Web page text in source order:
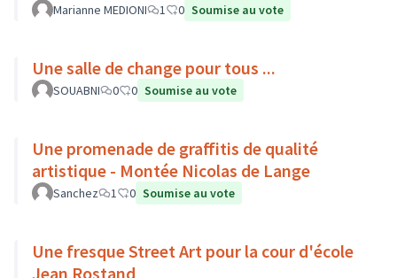
Marianne MEDIONI 1 0 Soumise au vote
Une salle de change pour tous ...
SOUABNI 0 0 Soumise au vote
Une promenade de graffitis de qualité
artistique - Montée Nicolas de Lange
Sanchez 1 0 Soumise au vote
Une fresque Street Art pour la cour d'école
Jean Rostand